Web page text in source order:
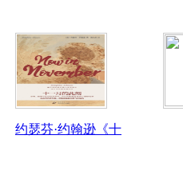
约瑟芬·约翰逊《十